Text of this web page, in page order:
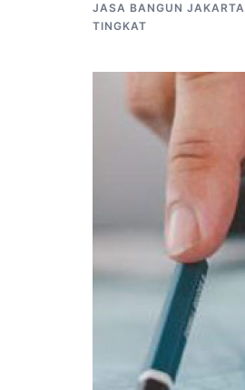
JASA BANGUN JAKARTA
TINGKAT